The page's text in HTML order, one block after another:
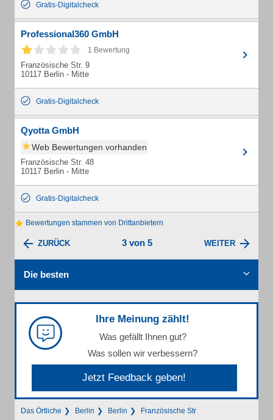
Gratis-Digitalcheck
Professional360 GmbH
1 Bewertung
Französische Str. 9
10117 Berlin - Mitte
Gratis-Digitalcheck
Qyotta GmbH
Web Bewertungen vorhanden
Französische Str. 48
10117 Berlin - Mitte
Gratis-Digitalcheck
Bewertungen stammen von Drittanbietern
ZURÜCK 3 von 5 WEITER
Die besten
Ihre Meinung zählt!
Was gefällt Ihnen gut?
Was sollen wir verbessern?
Jetzt Feedback geben!
Das Örtliche Berlin Berlin Französische Str